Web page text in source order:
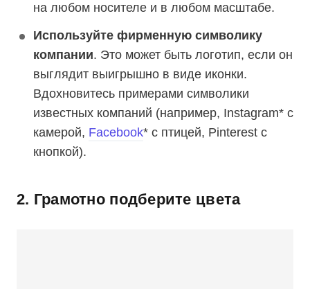
на любом носителе и в любом масштабе.
Используйте фирменную символику
компании. Это может быть логотип, если он
выглядит выигрышно в виде иконки.
Вдохновитесь примерами символики
известных компаний (например, Instagram* с
камерой, Facebook* с птицей, Pinterest с
кнопкой).
2. Грамотно подберите цвета